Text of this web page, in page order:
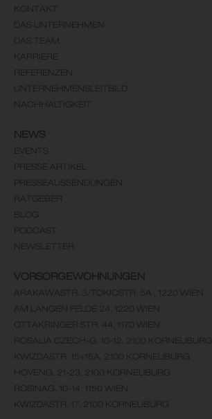
KONTAKT
DAS UNTERNEHMEN
DAS TEAM
KARRIERE
REFERENZEN
UNTERNEHMENSLEITBILD
NACHHALTIGKEIT
NEWS
EVENTS
PRESSE ARTIKEL
PRESSEAUSSENDUNGEN
RATGEBER
BLOG
PODCAST
NEWSLETTER
VORSORGEWOHNUNGEN
ARAKAWASTR. 3/TOKIOSTR. 5A , 1220 WIEN
AM LANGEN FELDE 24, 1220 WIEN
OTTAKRINGER STR. 44, 1170 WIEN
ROSALIA CZECH-G. 10-12, 2100 KORNEUBURG
KWIZDASTR. 15+15A, 2100 KORNEUBURG
HOVENG. 21-23, 2100 KORNEUBURG
ROSINAG. 10-14, 1150 WIEN
KWIZDASTR. 17, 2100 KORNEUBURG